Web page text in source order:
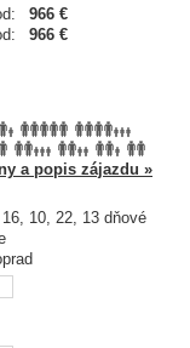
966 €
966 €
a popis zájazdu »
10, 22, 13 dňové